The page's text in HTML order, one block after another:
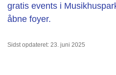
gratis events i
åbne foyer.
Sidst opdateret: 23. juni 2025